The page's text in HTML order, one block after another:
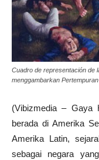
Cuadro de representación de
menggambarkan
(Vibizmedia – Gaya
berada di Amerika
Amerika Latin,
sebagai negara